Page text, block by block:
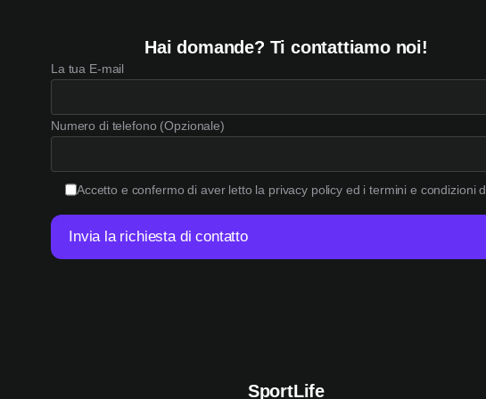
Hai domande? Ti contattiamo noi!
La tua E-mail
Numero di telefono (Opzionale)
Accetto e confermo di aver letto la privacy policy ed i termini e condizioni
SportLife